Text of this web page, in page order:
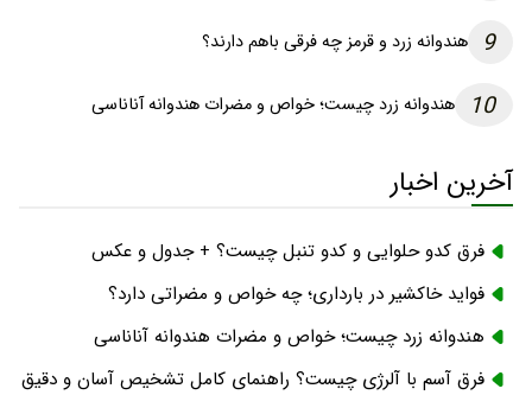
9 هندوانه زرد و قرمز چه فرقی باهم دارند؟
10 هندوانه زرد چیست؛ خواص و مضرات هندوانه آناناسی
آخرین اخبار
فرق کدو حلوایی و کدو تنبل چیست؟ + جدول و عکس
فواید خاکشیر در بارداری؛ چه خواص و مضراتی دارد؟
هندوانه زرد چیست؛ خواص و مضرات هندوانه آناناسی
فرق آسم با آلرژی چیست؟ راهنمای کامل تشخیص آسان و دقیق